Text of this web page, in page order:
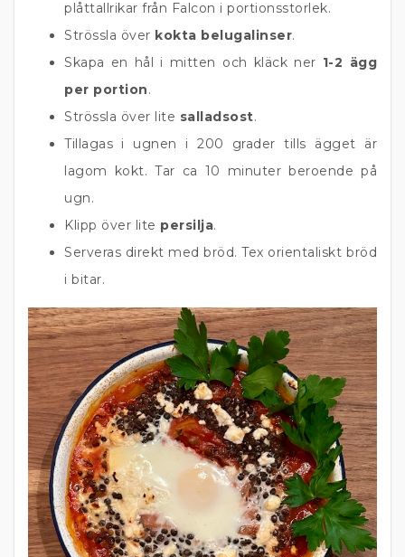
plåttallrikar från Falcon i portionsstorlek.
Strössla över kokta belugalinser.
Skapa en hål i mitten och kläck ner 1-2 ägg
per portion.
Strössla över lite salladsost.
Tillagas i ugnen i 200 grader tills ägget är
lagom kokt. Tar ca 10 minuter beroende på
ugn.
Klipp över lite persilja.
Serveras direkt med bröd. Tex orientaliskt bröd
i bitar.